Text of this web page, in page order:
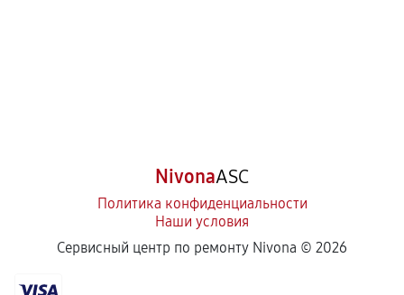
NivonaASC
Политика конфиденциальности
Наши условия
Сервисный центр по ремонту Nivona © 2026